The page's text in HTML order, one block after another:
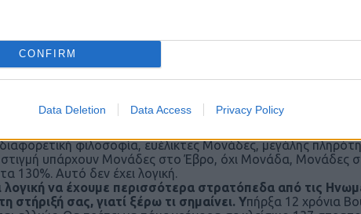
CONFIRM
Data Deletion Data Access Privacy Policy
να έχουμε την καλύτερη Μονάδα που υπάρχει. Ίσως
παρουσιάσουμε, επίσης, σιγά-σιγά ένα ολόκληρο σύστημα
στελέχη. Είδατε τι έχει συμβεί στις
βελτίωση των κτιριακών εγκαταστάσεων δεν είναι επαρκή.
αλλάξουμε το carrier path (το δρομολόγιο καριέρας) και
με ξεχωριστά νομοσχέδια. Το πρώτο εξάμηνο του 2025 θα
ή κομματικής προπαγάνδας. Είναι θέματα εθνικά και
τώρα τα επιμέρους των Όπλων και του ΓΕΕΘΑ θα σας
φιλοσοφία, ευέλικτες Μονάδες, μεγάλης
υπάρχουν Μονάδες στο Έβρο, όχι Μονάδα, Μονάδες
130%. Αυτό δεν έχει λογική.
λογική να έχουμε περισσότερα στρατόπεδα από τις
στήριξή σας, γιατί ξέρω τι σημαίνει. Υπήρξα 12 χρόνια